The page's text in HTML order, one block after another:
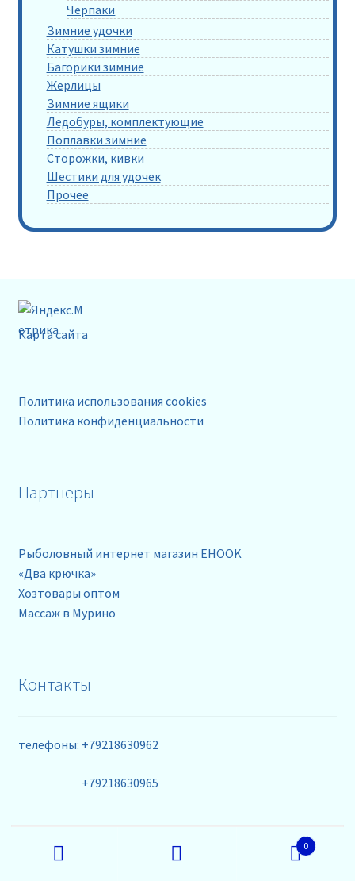
Черпаки
Зимние удочки
Катушки зимние
Багорики зимние
Жерлицы
Зимние ящики
Ледобуры, комплектующие
Поплавки зимние
Сторожки, кивки
Шестики для удочек
Прочее
Карта сайта
Политика использования cookies
Политика конфиденциальности
Партнеры
Рыболовный интернет магазин EHOOK
«Два крючка»
Хозтовары оптом
Массаж в Мурино
Контакты
телефоны: +79218630962
+79218630965
0